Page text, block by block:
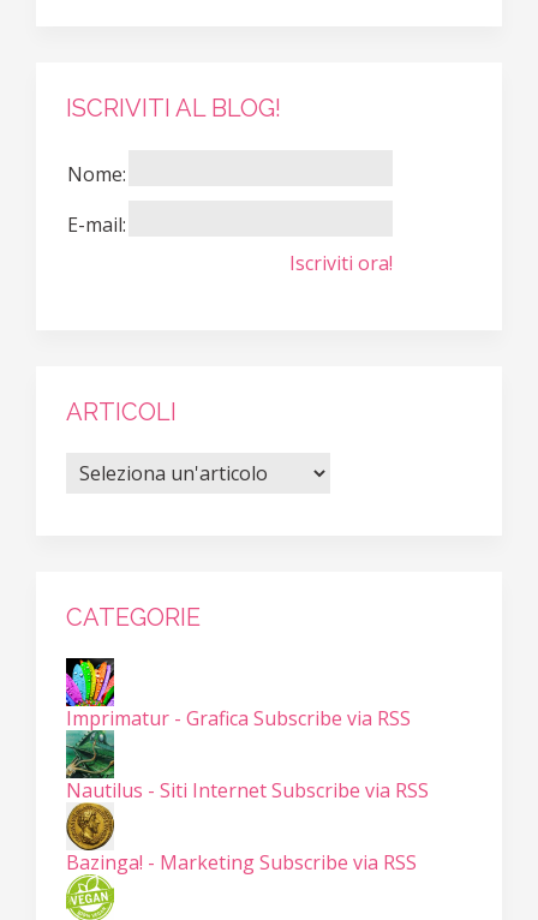
ISCRIVITI AL BLOG!
Nome:
E-mail:
Iscriviti ora!
ARTICOLI
CATEGORIE
Imprimatur - Grafica Subscribe via RSS
Nautilus - Siti InternetSubscribe via RSS
Bazinga! - MarketingSubscribe via RSS